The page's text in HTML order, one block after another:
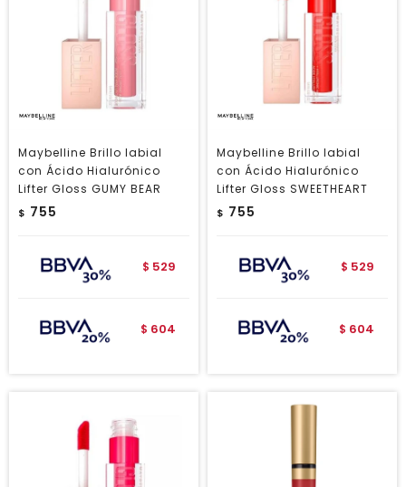
Maybelline Brillo labial
con Ácido Hialurónico
Lifter Gloss GUMY BEAR
$ 755
$ 529
$ 604
Maybelline Brillo labial
con Ácido Hialurónico
Lifter Gloss SWEETHEART
$ 755
$ 529
$ 604